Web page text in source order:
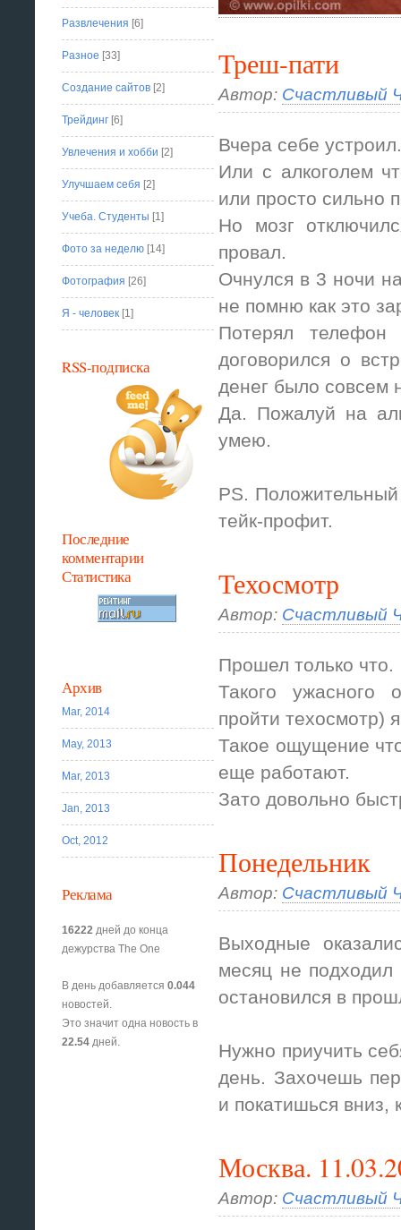
Треш-пати
Автор: Счастливый
Вчера себе
Или с алкоголем
или просто сильно
Но мозг
провал.
Очнулся в 3 ночи
не помню как это
Потерял
договорился о
денег было совсем
Да. Пожалуй на
умею.
PS.
тейк-профит.
Техосмотр
Автор: Счастливый
Прошел только что.
Такого ужасного
пройти техосмотр)
Такое ощущение
еще работают.
Зато довольно
Понедельник
Автор: Счастливый
Выходные
месяц не подходил
остановился в
Нужно приучить
день. Захочешь
и покатишься вниз,
Москва.
Автор: Счастливый
Развлечения [6]
Разное [33]
Создание сайтов [2]
Трейдинг [6]
Увлечения и хобби [2]
Улучшаем себя [2]
Учеба. Студенты [1]
Фото за неделю [14]
Фотография [26]
Я - человек [1]
RSS-подписка
Последние
комментарии
Статистика
Архив
Mar, 2014
May, 2013
Mar, 2013
Jan, 2013
Oct, 2012
Реклама
16222 дней до конца
дежурства The One
В день добавляется0.044
новостей.
Это значит одна новость в
22.54 дней.